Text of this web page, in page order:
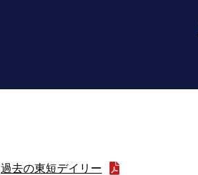
過去の東短デイリー